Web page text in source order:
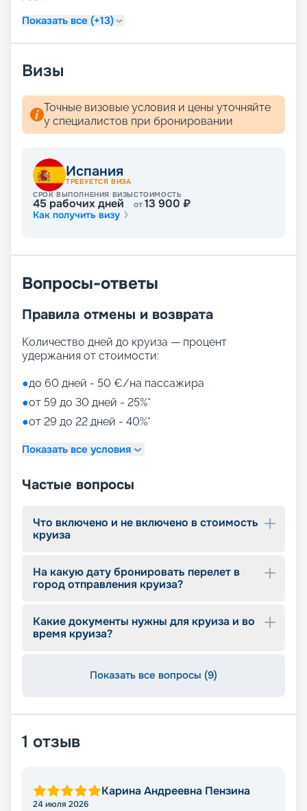
путевку на навигацию 2026 - 2027 г. не выходя из
дома. Для того чтобы воспользоваться нашими
менеджерами.
Показать все (+13)
Визы
Точные визовые условия и цены уточняйте
у специалистов при бронировании
Испания
ТРЕБУЕТСЯ ВИЗА
СРОК ВЫПОЛНЕНИЯ ВИЗЫ
45 рабочих дней
СТОИМОСТЬ
от13 900 ₽
Как получить визу
Вопросы-ответы
Правила отмены и возврата
Количество дней до круиза — процент
удержания от стоимости:
●до 60 дней - 50 €/на пассажира
●от 59 до 30 дней - 25%*
●от 29 до 22 дней - 40%*
Показать все условия
Частые вопросы
Что включено и не включено в стоимость
круиза
На какую дату бронировать перелет в
город отправления круиза?
Какие документы нужны для круиза и во
время круиза?
Показать все вопросы (9)
1 отзыв
Карина Андреевна Пензина
24 июля 2026